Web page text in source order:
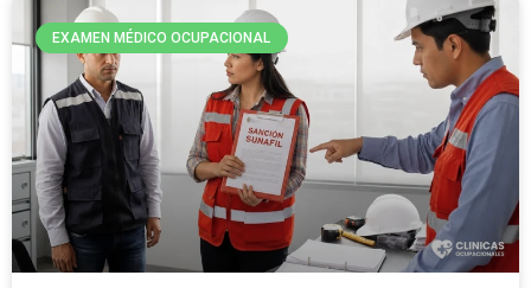
EXAMEN MÉDICO OCUPACIONAL